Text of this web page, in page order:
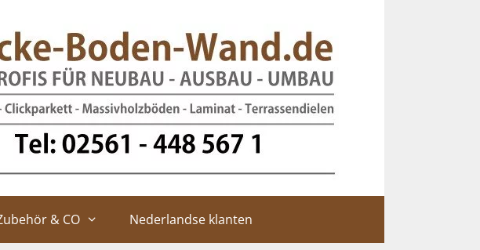
& CO Nederlandse klanten